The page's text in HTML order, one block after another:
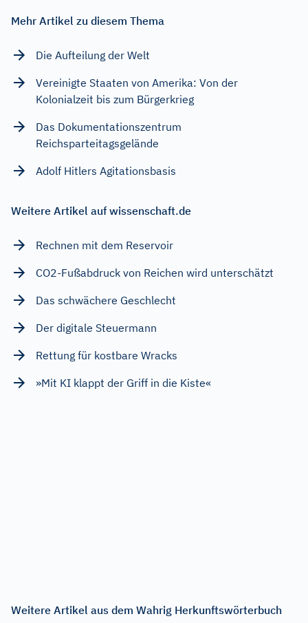
Mehr Artikel zu diesem Thema
Die Aufteilung der Welt
Vereinigte Staaten von Amerika: Von der
Kolonialzeit bis zum Bürgerkrieg
Das Dokumentationszentrum
Reichsparteitagsgelände
Adolf Hitlers Agitationsbasis
Weitere Artikel auf wissenschaft.de
Rechnen mit dem Reservoir
CO2-Fußabdruck von Reichen wird unterschätzt
Das schwächere Geschlecht
Der digitale Steuermann
Rettung für kostbare Wracks
»Mit KI klappt der Griff in die Kiste«
Weitere Artikel aus dem Wahrig Herkunftswörterbuch